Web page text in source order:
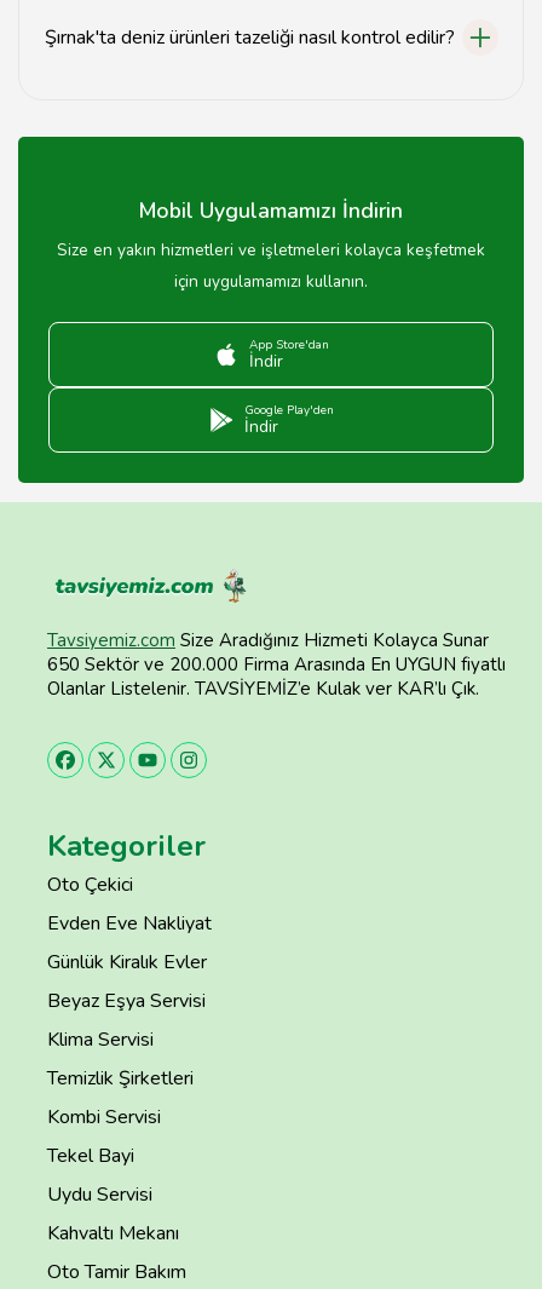
Şırnak'ta deniz ürünleri tazeliği nasıl kontrol edilir?
parlaklığına ve kokusuna dikkat edilmelidir.
Mobil Uygulamamızı İndirin
Size en yakın hizmetleri ve işletmeleri kolayca keşfetmek
için uygulamamızı kullanın.
App Store'dan
İndir
Google Play'den
İndir
Tavsiyemiz.com Size Aradığınız Hizmeti Kolayca Sunar
650 Sektör ve 200.000 Firma Arasında En UYGUN fiyatlı
Olanlar Listelenir. TAVSİYEMİZ’e Kulak ver KAR’lı Çık.
Kategoriler
Oto Çekici
Evden Eve Nakliyat
Günlük Kiralık Evler
Beyaz Eşya Servisi
Klima Servisi
Temizlik Şirketleri
Kombi Servisi
Tekel Bayi
Uydu Servisi
Kahvaltı Mekanı
Oto Tamir Bakım